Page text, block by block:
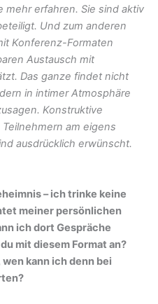
mehr erfahren. Sie sind aktiv
Und zum anderen
Konferenz-Formaten
Austausch mit
Das ganze findet nicht
in intimer Atmosphäre
Konstruktive
am eigens
ausdrücklich erwünscht.
– ich trinke keine
meiner persönlichen
ich dort Gespräche
mit diesem Format an?
kann ich denn bei